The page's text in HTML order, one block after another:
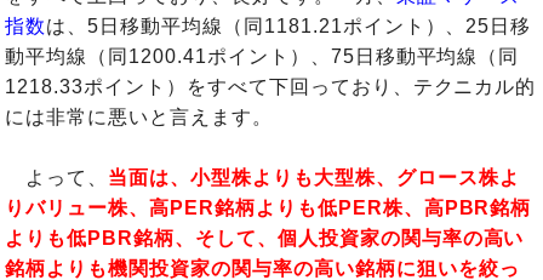
指数は、5日移動平均線（同1181.21ポイント）、25日移
動平均線（同1200.41ポイント）、75日移動平均線（同
1218.33ポイント）をすべて下回っており、テクニカル的
には非常に悪いと言えます。
よって、 当面は、小型株よりも大型株、グロース株よ
りバリュー株、高PER銘柄よりも低PER株、高PBR銘柄
よりも低PBR銘柄、そして、個人投資家の関与率の高い
銘柄よりも機関投資家の関与率の高い銘柄に狙いを絞っ